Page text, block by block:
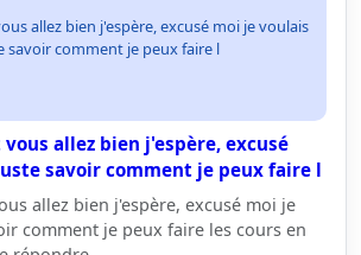
allez bien j'espère, excusé moi je voulais
savoir comment je peux faire l
allez bien j'espère, excusé
savoir comment je peux faire l
allez bien j'espère, excusé moi je
comment je peux faire les cours en